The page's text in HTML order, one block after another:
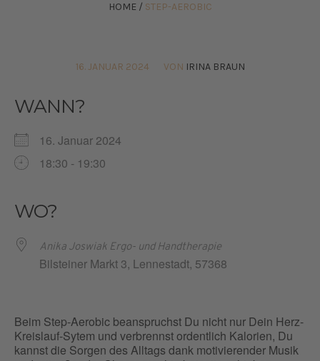
HOME / STEP-AEROBIC
16. JANUAR 2024 VON IRINA BRAUN
WANN?
16. Januar 2024
18:30 - 19:30
WO?
Anika Joswiak Ergo- und Handtherapie
Bilsteiner Markt 3, Lennestadt, 57368
Beim Step-Aerobic beanspruchst Du nicht nur Dein Herz-
Kreislauf-Sytem und verbrennst ordentlich Kalorien, Du
kannst die Sorgen des Alltags dank motivierender Musik